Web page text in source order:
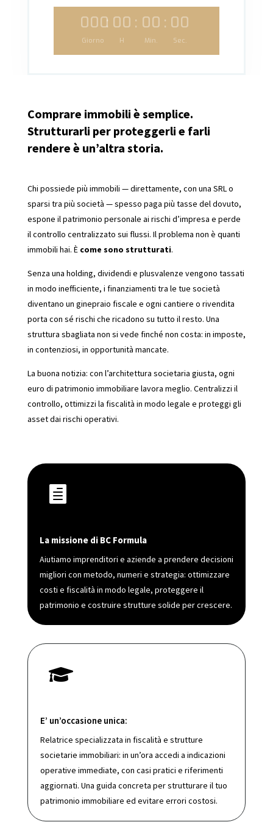
000
Giorno
: 00
H
: 00
Min.
: 00
Sec.
Comprare immobili è semplice.
Strutturarli per proteggerli e farli
rendere è un’altra storia.
Chi possiede più immobili — direttamente, con una SRL o
sparsi tra più società — spesso paga più tasse del dovuto,
espone il patrimonio personale ai rischi d’impresa e perde
il controllo centralizzato sui flussi. Il problema non è quanti
immobili hai. È come sono strutturati.
Senza una holding, dividendi e plusvalenze vengono tassati
in modo inefficiente, i finanziamenti tra le tue società
diventano un ginepraio fiscale e ogni cantiere o rivendita
porta con sé rischi che ricadono su tutto il resto. Una
struttura sbagliata non si vede finché non costa: in imposte,
in contenziosi, in opportunità mancate.
La buona notizia: con l’architettura societaria giusta, ogni
euro di patrimonio immobiliare lavora meglio. Centralizzi il
controllo, ottimizzi la fiscalità in modo legale e proteggi gli
asset dai rischi operativi.

La missione di BC Formula
Aiutiamo imprenditori e aziende a prendere decisioni
migliori con metodo, numeri e strategia: ottimizzare
costi e fiscalità in modo legale, proteggere il
patrimonio e costruire strutture solide per crescere.

E’ un’occasione unica:
Relatrice specializzata in fiscalità e strutture
societarie immobiliari: in un’ora accedi a indicazioni
operative immediate, con casi pratici e riferimenti
aggiornati. Una guida concreta per strutturare il tuo
patrimonio immobiliare ed evitare errori costosi.